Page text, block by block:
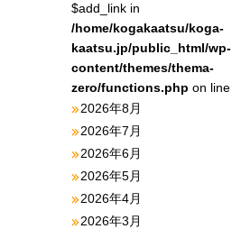
$add_link in
/home/kogakaatsu/koga-
kaatsu.jp/public_html/wp-
content/themes/thema-
zero/functions.php on line
2026年8月
2026年7月
2026年6月
2026年5月
2026年4月
2026年3月